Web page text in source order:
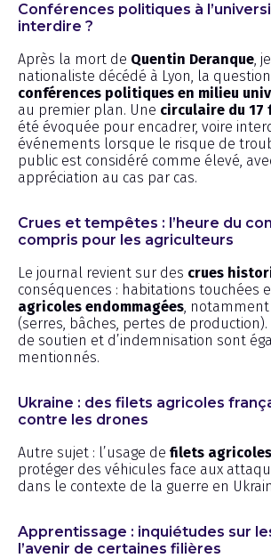
Conférences politiques à
interdire ?
Après la mort de Quentin Deranque,
nationaliste décédé à Lyon, la
conférences politiques en milieu
au premier plan. Une circulaire du 17
été évoquée pour encadrer, voire
événements lorsque le risque de
public est considéré comme élevé,
appréciation au cas par cas.
Crues et tempêtes : l’heure du
compris pour les agriculteurs
Le journal revient sur des crues
conséquences : habitations touchées
agricoles endommagées, notamment
(serres, bâches, pertes de
de soutien et d’indemnisation sont
mentionnés.
Ukraine : des filets agricoles
contre les drones
Autre sujet : l’usage de filets agricoles
protéger des véhicules face aux
dans le contexte de la guerre en
Apprentissage : inquiétudes sur
l’avenir de certaines filières